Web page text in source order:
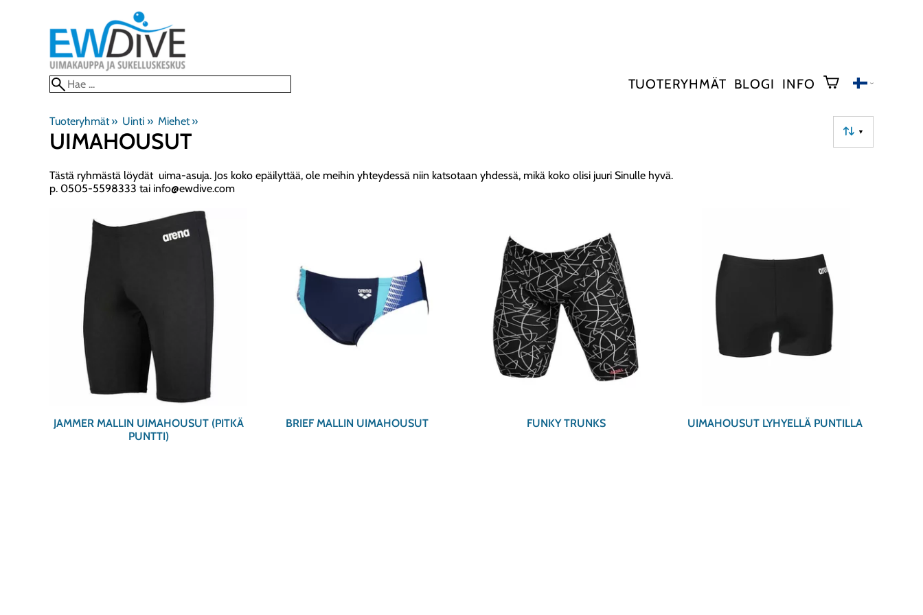
TUOTERYHMÄT BLOGI INFO
Tuoteryhmät ‪» Uinti ‪» Miehet ‪»
▼
UIMAHOUSUT
Tästä ryhmästä löydät uima-asuja. Jos koko epäilyttää, ole meihin yhteydessä niin katsotaan yhdessä, mikä koko olisi juuri Sinulle hyvä.
p. 0505-5598333 tai info@ewdive.com
JAMMER MALLIN UIMAHOUSUT (PITKÄ
PUNTTI)
BRIEF MALLIN UIMAHOUSUT FUNKY TRUNKS UIMAHOUSUT LYHYELLÄ PUNTILLA